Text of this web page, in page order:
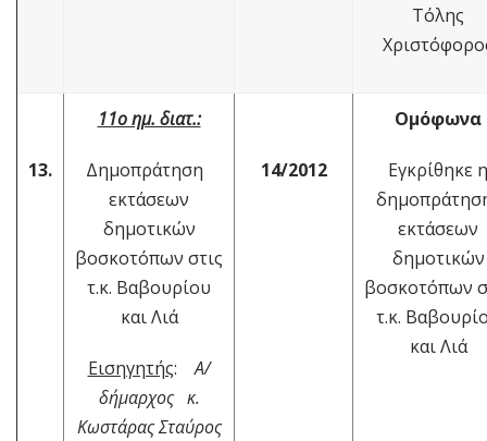
Τόλης
13.
11ο ημ. διατ.:
Δημοπράτηση
εκτάσεων
δημοτικών
βοσκοτόπων στις
τ.κ. Βαβουρίου
και Λιά
Εισηγητής:Α/
δήμαρχος κ.
Κωστάρας Σταύρος
14/2012
Ομόφωνα
Εγκρίθηκε η
εκτάσεων
δημοτικών
βοσκοτόπων
τ.κ.
και Λιά